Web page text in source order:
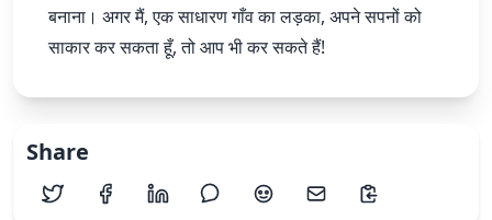
बनाना। अगर मैं, एक साधारण गाँव का लड़का, अपने सपनों को
साकार कर सकता हूँ, तो आप भी कर सकते हैं!
Share